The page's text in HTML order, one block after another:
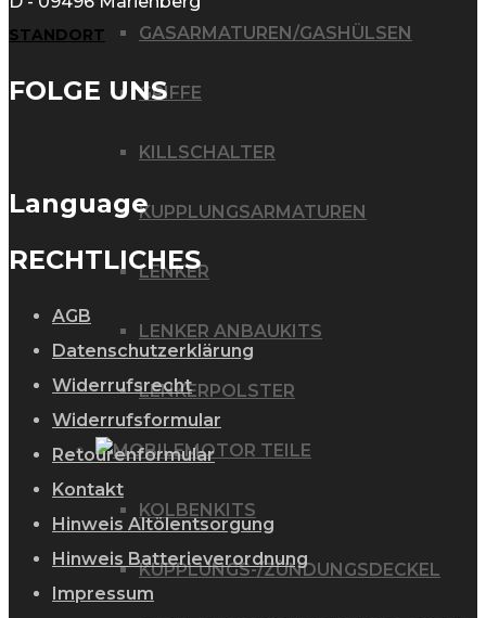
GASARMATUREN/GASHÜLSEN
GRIFFE
KILLSCHALTER
KUPPLUNGSARMATUREN
LENKER
LENKER ANBAUKITS
LENKERPOLSTER
MOTOR TEILE
KOLBENKITS
KUPPLUNGS-/ZÜNDUNGSDECKEL
STANDORT
FOLGE UNS
Language
RECHTLICHES
AGB
Datenschutzerklärung
Widerrufsrecht
Widerrufsformular
Retourenformular
Kontakt
Hinweis Altölentsorgung
Hinweis Batterieverordnung
Impressum